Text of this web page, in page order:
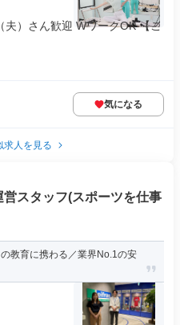
）さん歓迎 WワークOK 【こ
気になる
求人を見る
営スタッフ(スポーツを仕事
教育に携わる／業界No.1の安